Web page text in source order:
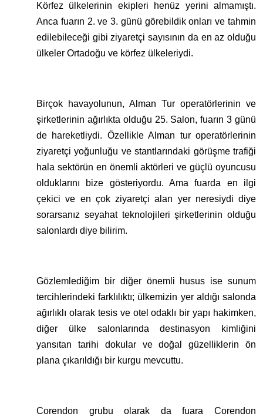
Körfez ülkelerinin ekipleri henüz yerini almamıştı.
Anca fuarın 2. ve 3. günü görebildik onları ve tahmin
edilebileceği gibi ziyaretçi sayısının da en az olduğu
ülkeler Ortadoğu ve körfez ülkeleriydi.
Birçok havayolunun, Alman Tur operatörlerinin ve
şirketlerinin ağırlıkta olduğu 25. Salon, fuarın 3 günü
de hareketliydi. Özellikle Alman tur operatörlerinin
ziyaretçi yoğunluğu ve stantlarındaki görüşme trafiği
hala sektörün en önemli aktörleri ve güçlü oyuncusu
olduklarını bize gösteriyordu. Ama fuarda en ilgi
çekici ve en çok ziyaretçi alan yer neresiydi diye
sorarsanız seyahat teknolojileri şirketlerinin olduğu
salonlardı diye bilirim.
Gözlemlediğim bir diğer önemli husus ise sunum
tercihlerindeki farklılıktı; ülkemizin yer aldığı salonda
ağırlıklı olarak tesis ve otel odaklı bir yapı hakimken,
diğer ülke salonlarında destinasyon kimliğini
yansıtan tarihi dokular ve doğal güzelliklerin ön
plana çıkarıldığı bir kurgu mevcuttu.
Corendon grubu olarak da fuara Corendon